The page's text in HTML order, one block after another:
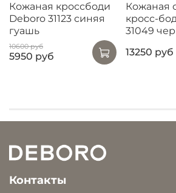
Кожаная кроссбоди
Deboro 31123 синяя
гуашь
10600 руб
5950 руб
Кожаная
кросс-
31049
13250 руб
Контакты